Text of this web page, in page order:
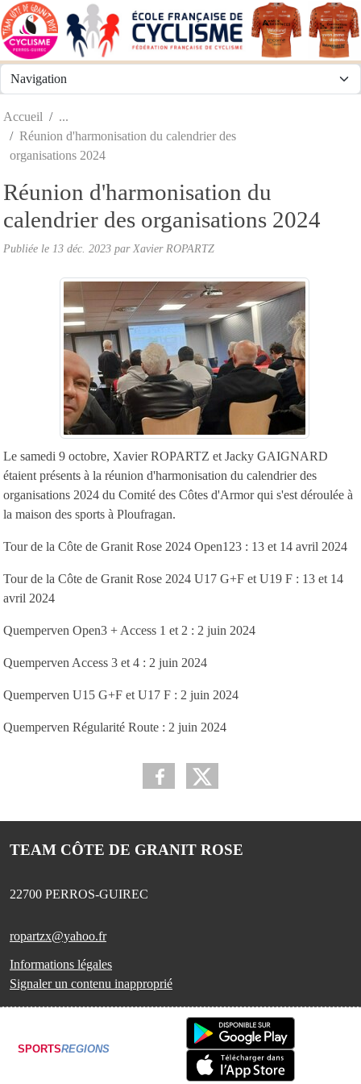
Accueil
Réunion d'harmonisation du calendrier des
organisations 2024
Réunion d'harmonisation du
calendrier des organisations 2024
Publiée le 13 déc. 2023 par Xavier ROPARTZ
Le samedi 9 octobre, Xavier ROPARTZ et Jacky GAIGNARD
étaient présents à la réunion d'harmonisation du calendrier des
organisations 2024 du Comité des Côtes d'Armor qui s'est déroulée à
la maison des sports à Ploufragan.
Tour de la Côte de Granit Rose 2024 Open123 : 13 et 14 avril 2024
Tour de la Côte de Granit Rose 2024 U17 G+F et U19 F : 13 et 14
avril 2024
Quemperven Open3 + Access 1 et 2 : 2 juin 2024
Quemperven Access 3 et 4 : 2 juin 2024
Quemperven U15 G+F et U17 F : 2 juin 2024
Quemperven Régularité Route : 2 juin 2024
TEAM CÔTE DE GRANIT ROSE
22700 PERROS-GUIREC
ropartzx@yahoo.fr
Informations légales
Signaler un contenu inapproprié
SPORTSREGIONS
Panneau de gestion des cookies